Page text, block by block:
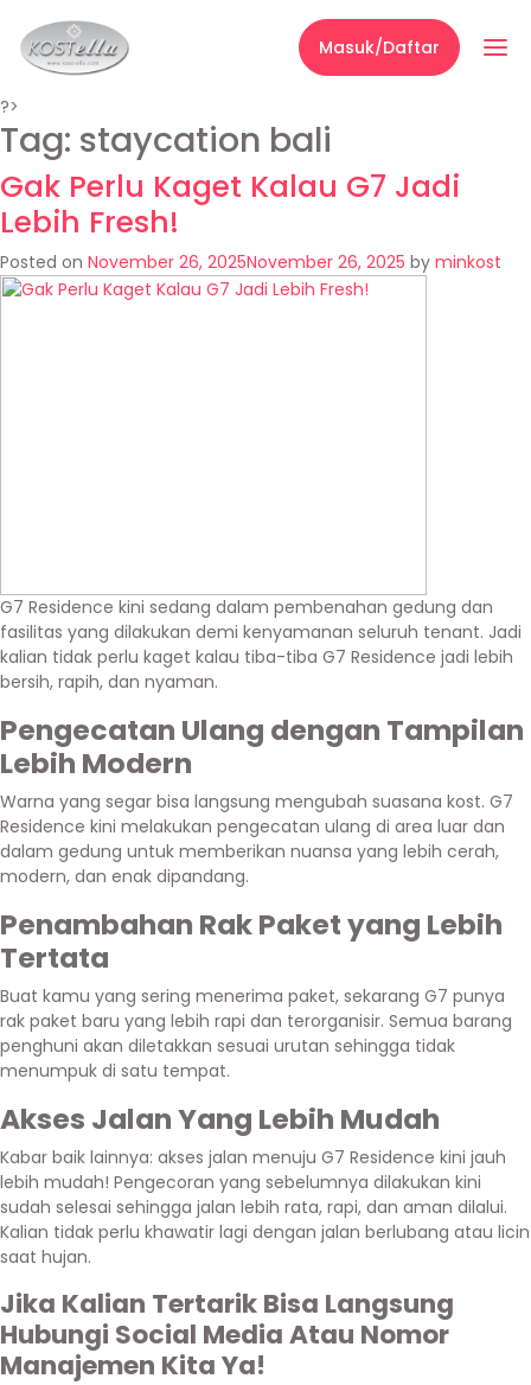
?>
Masuk/Daftar
Tag: staycation bali
Gak Perlu Kaget Kalau G7 Jadi
Lebih Fresh!
Posted on November 26, 2025November 26, 2025 by minkost
G7 Residence kini sedang dalam pembenahan gedung dan
fasilitas yang dilakukan demi kenyamanan seluruh tenant. Jadi
kalian tidak perlu kaget kalau tiba-tiba G7 Residence jadi lebih
bersih, rapih, dan nyaman.
Pengecatan Ulang dengan Tampilan
Lebih Modern
Warna yang segar bisa langsung mengubah suasana kost. G7
Residence kini melakukan pengecatan ulang di area luar dan
dalam gedung untuk memberikan nuansa yang lebih cerah,
modern, dan enak dipandang.
Penambahan Rak Paket yang Lebih
Tertata
Buat kamu yang sering menerima paket, sekarang G7 punya
rak paket baru yang lebih rapi dan terorganisir. Semua barang
penghuni akan diletakkan sesuai urutan sehingga tidak
menumpuk di satu tempat.
Akses Jalan Yang Lebih Mudah
Kabar baik lainnya: akses jalan menuju G7 Residence kini jauh
lebih mudah! Pengecoran yang sebelumnya dilakukan kini
sudah selesai sehingga jalan lebih rata, rapi, dan aman dilalui.
Kalian tidak perlu khawatir lagi dengan jalan berlubang atau licin
saat hujan.
Jika Kalian Tertarik Bisa Langsung
Hubungi Social Media Atau Nomor
Manajemen Kita Ya!